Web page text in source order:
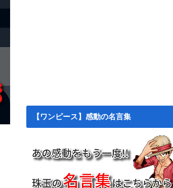
【ワンピース】感動の名言集